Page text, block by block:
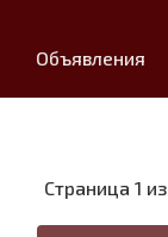
Объявления
Страница 1 из